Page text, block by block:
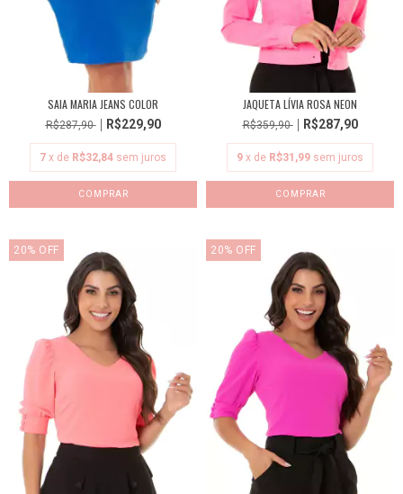
SAIA MARIA JEANS COLOR
R$287,90 R$229,90
7 x de R$32,84 sem juros
COMPRAR
JAQUETA LÍVIA ROSA NEON
R$359,90 R$287,90
9 x de R$31,99 sem juros
COMPRAR
20% OFF 20% OFF